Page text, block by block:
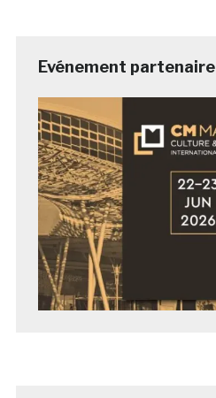
Evénement partenaire